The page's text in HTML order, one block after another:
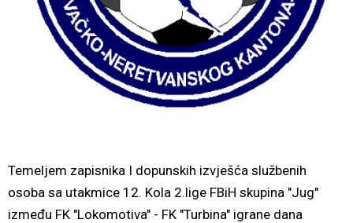
Temeljem zapisnika I dopunskih izvješća službenih
osoba sa utakmice 12. Kola 2.lige FBiH skupina "Jug"
između FK "Lokomotiva" - FK "Turbina" igrane dana